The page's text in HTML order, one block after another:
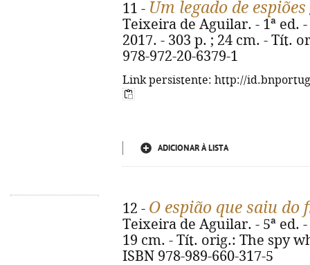
11 - Um legado de espiões
Teixeira de Aguilar. - 1ª ed.
2017. - 303 p. ; 24 cm. - Tít.
978-972-20-6379-1
Link persistente: http://
ADICIONAR À LISTA
12 - O espião que saiu do
Teixeira de Aguilar. - 5ª ed.
19 cm. - Tít. orig.: The spy
ISBN 978-989-660-317-5